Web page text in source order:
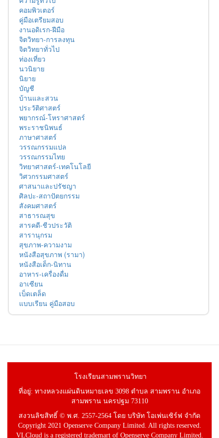
คอมพิวเตอร์
คู่มือเตรียมสอบ
งานอดิเรก-ฝีมือ
จิตวิทยา-การลงทุน
จิตวิทยาทั่วไป
ท่องเที่ยว
นวนิยาย
นิยาย
บัญชี
บ้านและสวน
ประวัติศาสตร์
พยากรณ์-โหราศาสตร์
พระราชนิพนธ์
ภาษาศาสตร์
วรรณกรรมแปล
วรรณกรรมไทย
วิทยาศาสตร์-เทคโนโลยี
วิศวกรรมศาสตร์
ศาสนาและปรัชญา
ศิลปะ-สถาปัตยกรรม
สังคมศาสตร์
สาธารณสุข
สารคดี-ชีวประวัติ
สารานุกรม
สุขภาพ-ความงาม
หนังสือสุขภาพ (รามา)
หนังสือเด็ก-นิทาน
อาหาร-เครื่องดื่ม
อาเซียน
เบ็ดเตล็ด
แบบเรียน คู่มือสอบ
โรงเรียนสามพรานวิทยา
ที่อยู่: ทางหลวงแผ่นดินหมายเลข 3098 ตำบล สามพราน อำเภอ
สามพราน นครปฐม 73110
สงวนลิขสิทธิ์ © พ.ศ. 2557-2564 โดย บริษัท โอเพ่นเซิร์ฟ จำกัด
Copyright 2021 Openserve Company Limited. All rights reserved.
VLCloud is a registered trademart of Openserve Company Limited.